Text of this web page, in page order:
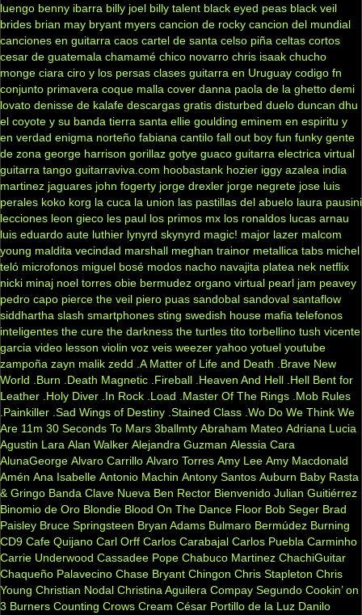
luengo benny ibarra billy joel billy talent black eyed peas black veil
brides brian may bryant myers cancion de rocky cancion del mundial
canciones en guitarra caos cartel de santa celso piña celtas cortos
cesar de guatemala chamamé chico novarro chris isaak chucho
monge ciara ciro y los persas clases guitarra en Uruguay codigo fn
conjunto primavera coque malla cover danna paola de la ghetto demi
lovato denisse de kalafe descargas gratis disturbed duelo duncan dhu
el coyote y su banda tierra santa ellie goulding eminem en espiritu y
en verdad enigma norteño fabiana cantilo fall out boy fun funky gente
de zona george harrison gorillaz gotye guaco guitarra electrica virtual
guitarra tango guitarraviva.com hoobastank hozier iggy azalea india
martinez jaguares john fogerty jorge drexler jorge negrete jose luis
perales koko korg la cuca la union las pastillas del abuelo laura pausini
lecciones leon gieco les paul los primos mx los ronaldos lucas arnau
luis eduardo aute luthier lynyrd skynyrd magic! major lazer malcom
young maldita vecindad marshall meghan trainor metallica tabs michel
teló microfonos miguel bosé modos nacho navajita platea nek netflix
nicki minaj noel torres obie bermudez organo virtual pearl jam peavey
pedro capo pierce the veil piero puas sandobal sandoval santaflow
siddhartha slash smartphones sting swedish house mafia telefonos
inteligentes the cure the darkness the turtles tito torbellino tush vicente
garcia video lesson violin voz veis weezer yahoo yotuel youtube
zampoña zayn malik zedd .A Matter of Life and Death
.Brave New
World
.Burn .Death Magnetic .Fireball .Heaven And Hell .Hell Bent for
Leather .Holy Diver .In Rock .Load .Master Of The Rings .Mob Rules
.Painkiller .Sad Wings of Destiny .Stained Class .Wo Do We Think We
Are 11m 30 Seconds To Mars 3ballmty Abraham Mateo Adriana Lucia
Agustin Lara Alan Walker Alejandra Guzman Alessia Cara
AlunaGeorge Alvaro Carrillo Alvaro Torres Amy Lee Amy Macdonald
Amén Ana Isabelle Antonio Machin Antony Santos Auburn Baby Rasta
& Gringo Banda Clave Nueva Ben Rector Bienvenido Julian Guitiérrez
Binomio de Oro Blondie Blood On The Dance Floor Bob Seger Brad
Paisley Bruce Springsteen Bryan Adams Bulmaro Bermúdez Burning
CD9 Cafe Quijano Carl Orff Carlos Carabajal Carlos Puebla Carminho
Carrie Underwood Cassadee Pope Chabuco Martinez ChachiGuitar
Chaqueño Palavecino Chase Bryant Chingon Chris Stapleton Chris
Young Christian Nodal Christina Aguilera Compay Segundo Cookin’ on
3 Burners Counting Crows Cream César Portillo de la Luz Danilo